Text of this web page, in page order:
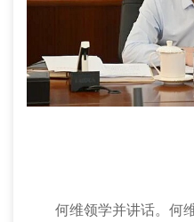
何维领学并讲话。何